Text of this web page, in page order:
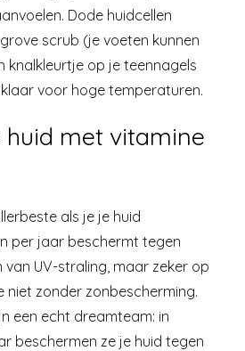
Dode huidcellen
scrub (je voeten kunnen
knalkleurtje op je teennagels
voor hoge temperaturen.
huid met vitamine
als je je huid
per jaar beschermt tegen
van UV-straling, maar zeker op
niet zonder zonbescherming.
een echt dreamteam: in
beschermen ze je huid tegen